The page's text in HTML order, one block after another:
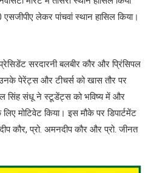
लेकर पांचवां स्थान हासिल किया।
सरदारनी बलबीर कौर और प्रिंसिपल
पेरेंट्स और टीचर्स को खास तौर पर
सिंह संधू ने स्टूडेंट्स को भविष्य में और
मोटिवेट किया। इस मौके पर डिपार्टमेंट
कौर, प्रो. अमनदीप कौर और प्रो. जीनत